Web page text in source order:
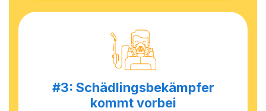
#3: Schädlingsbekämpfer
kommt vorbei